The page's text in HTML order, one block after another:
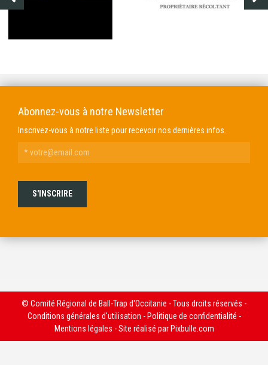
Abonnez-vous à notre Newsletter
Inscrivez-vous à notre liste pour recevoir nos dernières infos.
© Comité Régional de Ball-Trap d'Occitanie - Tous droits réservés -
Conditions générales d'utilisation - Politique de confidentialité -
Mentions légales - Site réalisé par Pixbulle.com